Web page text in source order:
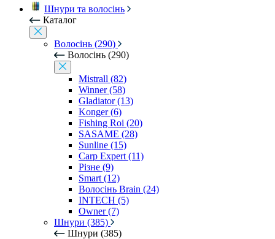
Шнури та волосінь
Каталог
Волосінь (290)
Волосінь (290)
Mistrall (82)
Winner (58)
Gladiator (13)
Konger (6)
Fishing Roi (20)
SASAME (28)
Sunline (15)
Carp Expert (11)
Різне (9)
Smart (12)
Волосінь Brain (24)
INTECH (5)
Owner (7)
Шнури (385)
Шнури (385)